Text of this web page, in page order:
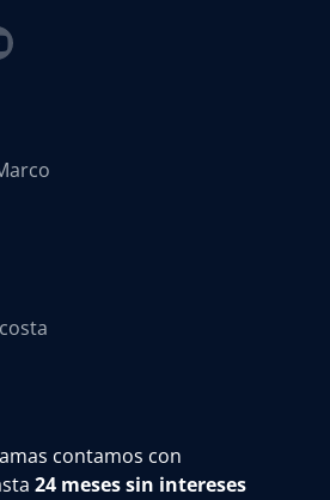
contamos con
24 meses sin intereses